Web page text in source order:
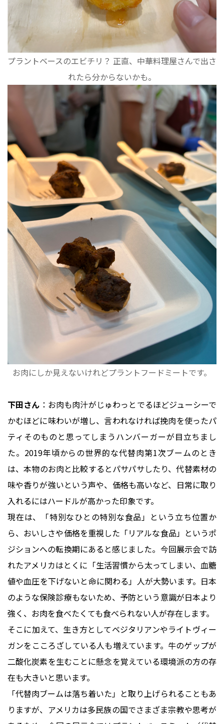
プラントベースのエビチリ？ 正直、中華料理屋さんで出さ
れたら分からないかも。
お肉にしか見えないけれどプラントフードミートです。
下田さん ：お肉も肉汁がじゅわっとでるほどジューシーで
かむほどに味わいが増し、言われなければ挽肉を使ったパ
ティそのものと思ってしまうハンバーガーが目立ちまし
た。2019年頃からの世界的な代替肉第1次ブームのとき
は、本物のお肉と比較するとパサパサしたり、代替素材の
味や香りが強いという声や、価格も高いなど、日常に取り
入れるにはハードルが高かった印象です。
現在は、「特別なひとの特別な食品」という立ち位置か
ら、おいしさや価格を重視した「リアルな食品」というポ
ジションへの転換期にあると感じました。今回展示会で訪
れたアメリカはとくに「生活習慣から太ってしまい、血糖
値や血圧を下げないと命に関わる」人が大勢います。日本
のような保険診療もないため、予防という意識が日本より
強く、お肉を食べたくても食べられない人が存在します。
そこに加えて、生き方としてベジタリアンやライトヴィー
ガンをこころざしている人も増えています。牛のゲップが
二酸化炭素を生むことに懸念を覚えている環境派の方の存
在も大きいと思います。
「代替肉ブームは落ち着いた」と取り上げられることもあ
りますが、アメリカは多民族の国でさまざま宗教や思考が